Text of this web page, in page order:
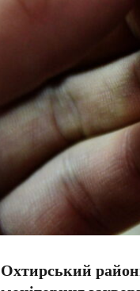
Охтирський